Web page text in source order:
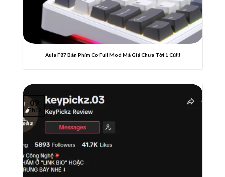
Aula F87 Bàn Phím Cơ Full Mod Mà Giá Chưa Tới 1 Củ!!!
09
Th12